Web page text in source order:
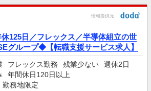
情報提供元
125日／フレックス／半導体組立の世
グループ◆【転職支援サービス求人】
フレックス勤務 残業少ない
週休2日
年間休日120日以上
勤務地限定